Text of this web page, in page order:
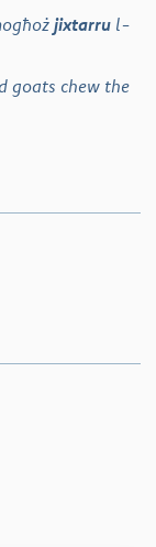
jixtarrul-
goats chew the